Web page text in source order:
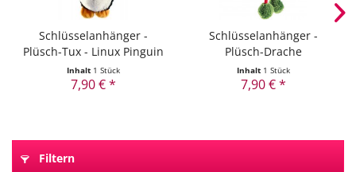
Schlüsselanhänger -
Plüsch-Tux - Linux Pinguin
Inhalt 1 Stück
7,90 € *
Schlüsselanhänger -
Plüsch-Drache
Inhalt 1 Stück
7,90 € *
Filtern